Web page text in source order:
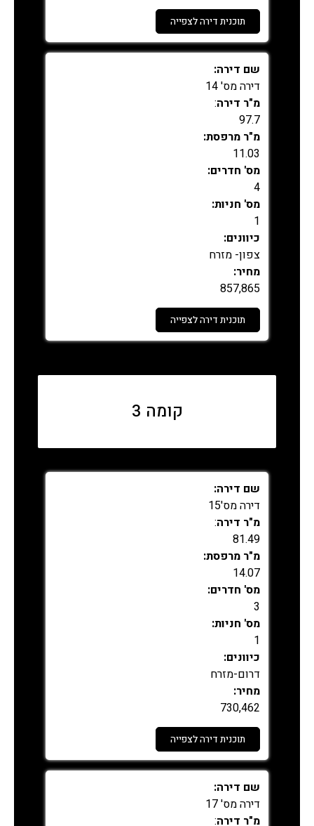
תוכנית דירה לצפייה
נמכר
שם דירה:
דירה מס' 14
מ"ר דירה:
97.7
מ"ר מרפסת:
11.03
מס' חדרים:
4
מס' חניות:
1
כיוונים:
צפון- מזרח
מחיר:
857,865
תוכנית דירה לצפייה
נמכר
קומה 3
שם דירה:
דירה מס'15
מ"ר דירה:
81.49
מ"ר מרפסת:
14.07
מס' חדרים:
3
מס' חניות:
1
כיוונים:
דרום-מזרח
מחיר:
730,462
תוכנית דירה לצפייה
נמכר
שם דירה:
דירה מס' 17
מ"ר דירה: